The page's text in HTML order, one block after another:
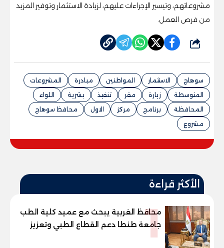
مشروعاتهم، وتيسير الإجراءات عليهم، لزيادة الاستثمار وتوفير المزيد
من فرص العمل.
شارك
سوهاج الاستثمار المواطنين مبادرة
المشروعات
المتوسطة
زيارة مقر تنفيذ بشرية
اللواء
المحافظة
برنامج مركز الاول
محافظ سوهاج
مشروع
الأكثر قراءة
1
محافظ الغربية يبحث مع عميد كلية الطب
جامعة طنطا دعم القطاع الطبي وتعزيز
الاستفادة من الخبرات الأكاديمية